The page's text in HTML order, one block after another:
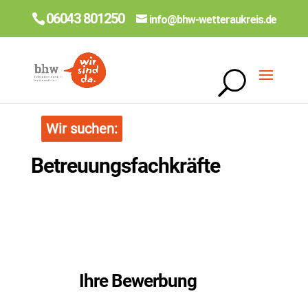
06043 801250 info@bhw-wetteraukreis.de
Wir suchen:
Betreuungsfachkräfte
Ihre Bewerbung